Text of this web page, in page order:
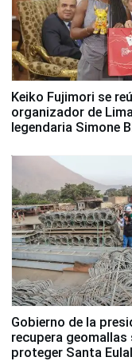
Keiko Fujimori se
organizador de
legendaria Simone
Gobierno de la
recupera geomallas
proteger Santa